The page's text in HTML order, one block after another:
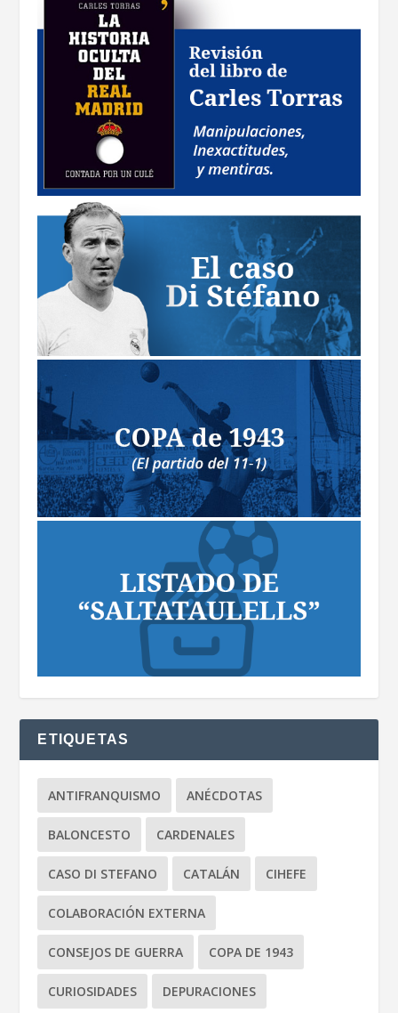
ETIQUETAS
ANTIFRANQUISMO ANÉCDOTAS
BALONCESTO CARDENALES
CASO DI STEFANO CATALÁN CIHEFE
COLABORACIÓN EXTERNA
CONSEJOS DE GUERRA COPA DE 1943
CURIOSIDADES DEPURACIONES